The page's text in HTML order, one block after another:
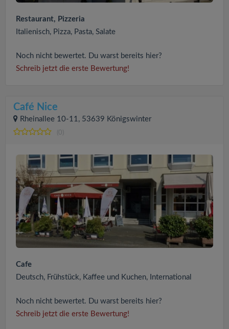
Restaurant, Pizzeria
Italienisch, Pizza, Pasta, Salate
Noch nicht bewertet. Du warst bereits hier?
Schreib jetzt die erste Bewertung!
Café Nice
Rheinallee 10-11, 53639 Königswinter
(0)
Cafe
Deutsch, Frühstück, Kaffee und Kuchen, International
Noch nicht bewertet. Du warst bereits hier?
Schreib jetzt die erste Bewertung!